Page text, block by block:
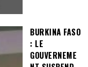
BURKINA FASO
: LE
GOUVERNEME